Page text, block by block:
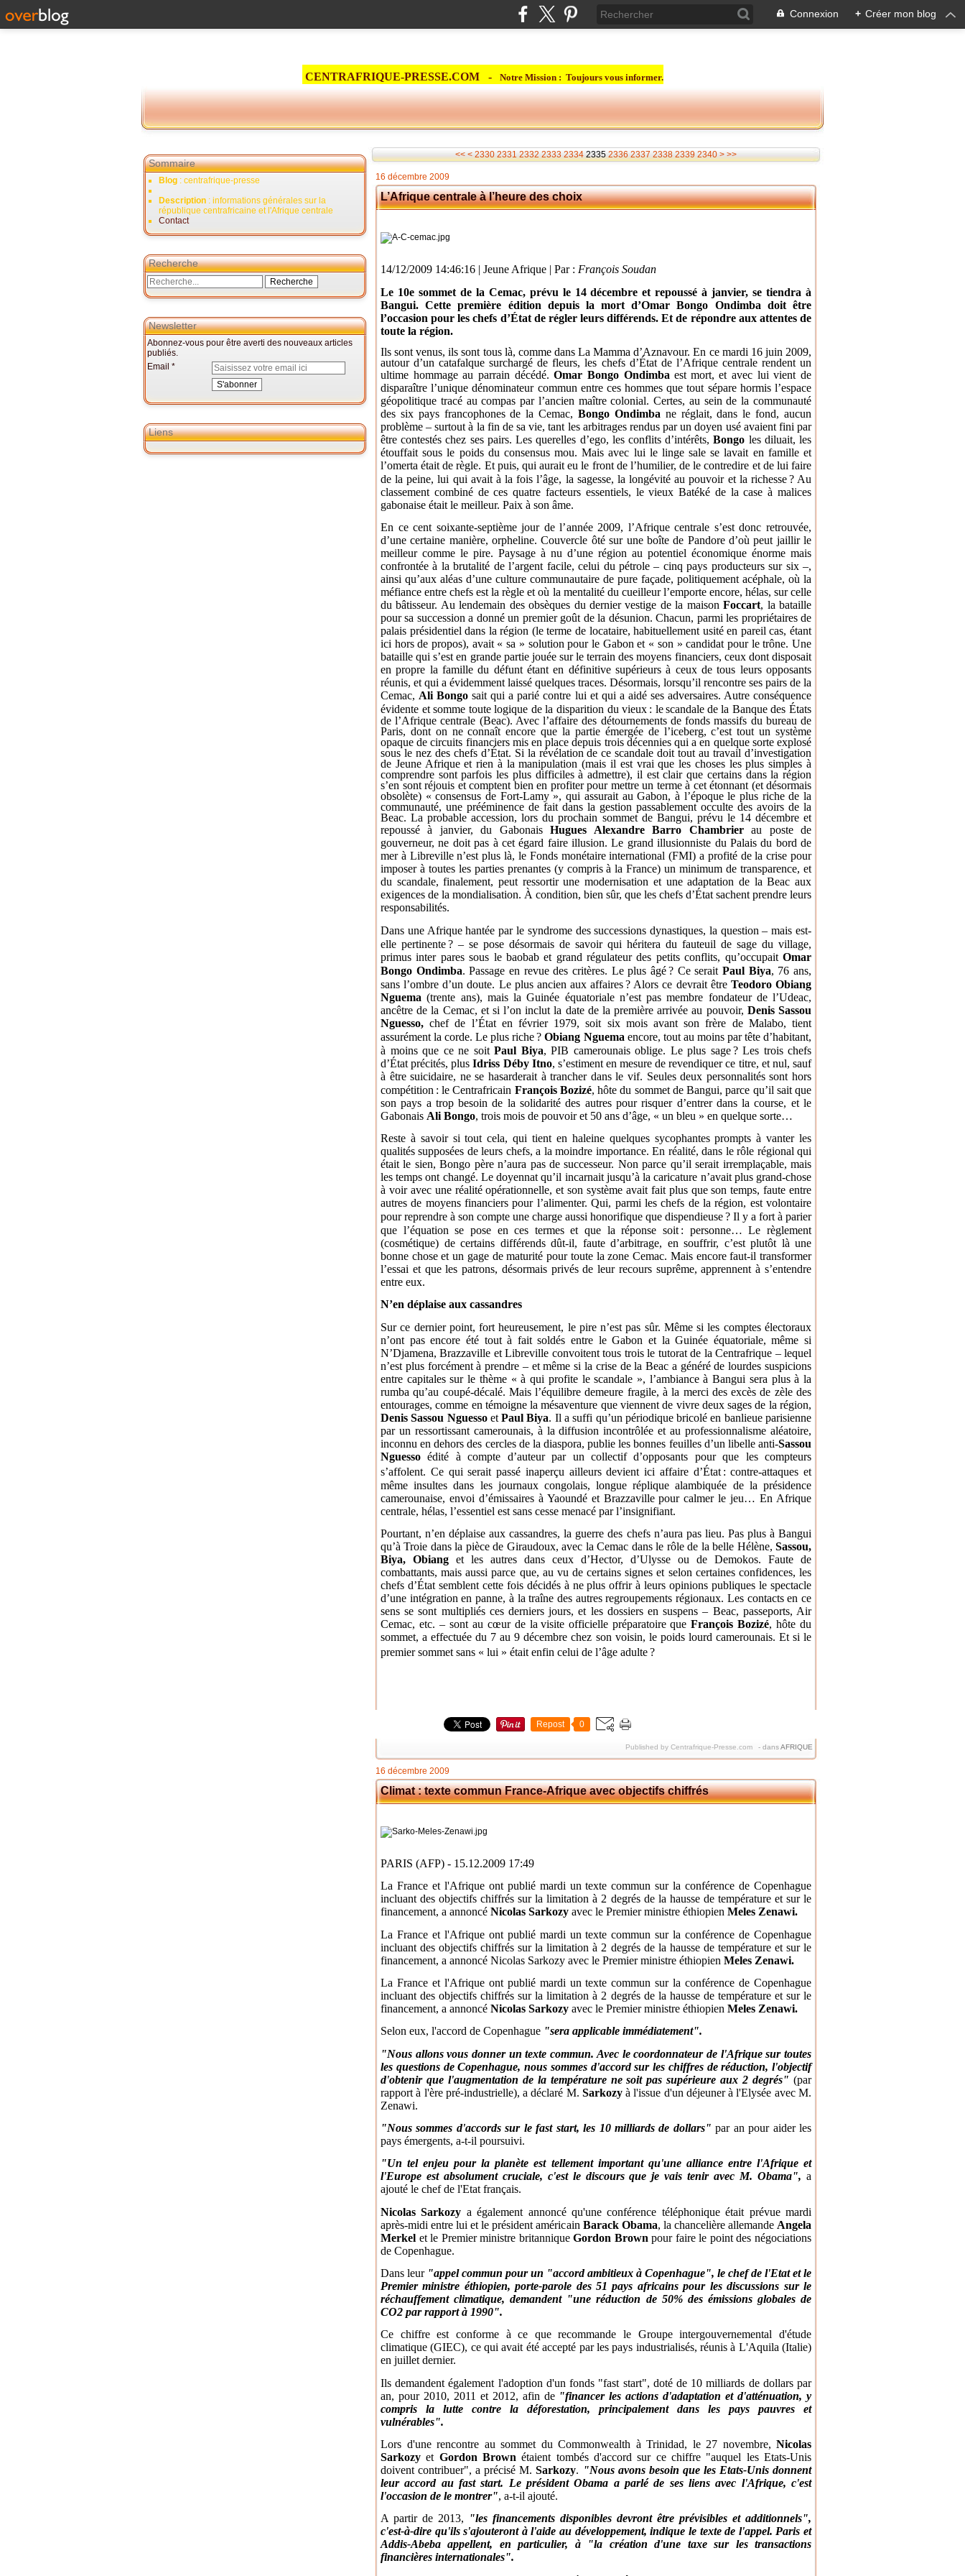
Connexion + Créer mon blog
CENTRAFRIQUE-PRESSE.COM - Notre Mission : Toujours vous informer.
Sommaire
Blog : centrafrique-presse
Description : informations générales sur la
république centrafricaine et l'Afrique centrale
Contact
Recherche
Newsletter
Abonnez-vous pour être averti des nouveaux articles
publiés.
Email
Liens
<< <2300
2310
2320
2330 2331 2332 2333 2334 2335 2336 2337 2338 2339 23402350
2360
2370
2380
2390
2400
2500
> >>
16 décembre 2009
L’Afrique centrale à l’heure des choix
14/12/2009 14:46:16 | Jeune Afrique | Par : François Soudan
Le 10e sommet de la Cemac, prévu le 14 décembre et repoussé à janvier, se tiendra à
Bangui. Cette première édition depuis la mort d’Omar Bongo Ondimba doit être
l’occasion pour les chefs d’État de régler leurs différends. Et de répondre aux attentes de
toute la région.
Ils sont venus, ils sont tous là, comme dans La Mamma d’Aznavour. En ce mardi 16 juin 2009,
autour d’un catafalque surchargé de fleurs, les chefs d’État de l’Afrique centrale rendent un
ultime hommage au parrain décédé.Omar Bongo Ondimba est mort,et avec lui vient de
disparaître l’unique dénominateur commun entre ces hommes que tout sépare hormis l’espace
géopolitique tracé au compas par l’ancien maître colonial. Certes, au sein de la communauté
des six pays francophones de la Cemac, Bongo Ondimba ne réglait, dans le fond, aucun
problème – surtout à la fin de sa vie, tant les arbitrages rendus par un doyen usé avaient fini par
être contestés chez ses pairs. Les querelles d’ego, les conflits d’intérêts,Bongo les diluait, les
étouffait sous le poids du consensus mou. Mais avec lui le linge sale se lavait en famille et
l’omerta était de règle. Et puis, qui aurait eu le front de l’humilier, de le contredire et de lui faire
de la peine, lui qui avait à la fois l’âge, la sagesse, la longévité au pouvoir et la richesse? Au
classement combiné de ces quatre facteurs essentiels, le vieux Batéké de la case à malices
gabonaise était le meilleur. Paix à son âme.
En ce cent soixante-septième jour de l’année 2009, l’Afrique centrale s’est donc retrouvée,
d’une certaine manière, orpheline. Couvercle ôté sur une boîte de Pandore d’où peut jaillir le
meilleur comme le pire. Paysage à nu d’une région au potentiel économique énorme mais
confrontée à la brutalité de l’argent facile, celui du pétrole – cinq pays producteurs sur six –,
ainsi qu’aux aléas d’une culture communautaire de pure façade, politiquement acéphale, où la
méfiance entre chefs est la règle et où la mentalité du cueilleur l’emporte encore, hélas, sur celle
du bâtisseur. Au lendemain des obsèques du dernier vestige de la maisonFoccart, la bataille
pour sa succession a donné un premier goût de la désunion. Chacun, parmi les propriétaires de
palais présidentiel dans la région (le terme de locataire, habituellement usité en pareil cas, étant
ici hors de propos), avait « sa » solution pour le Gabon et « son » candidat pour le trône. Une
bataille qui s’est en grande partie jouée sur le terrain des moyens financiers, ceux dont disposait
en propre la famille du défunt étant en définitive supérieurs à ceux de tous leurs opposants
réunis, et qui a évidemment laissé quelques traces. Désormais, lorsqu’il rencontre ses pairs de la
Cemac, Ali Bongo sait qui a parié contre lui et qui a aidé ses adversaires. Autre conséquence
évidente et somme toute logique de la disparition du vieux : le scandale de la Banque des États
de l’Afrique centrale (Beac). Avec l’affaire des détournements de fonds massifs du bureau de
Paris, dont on ne connaît encore que la partie émergée de l’iceberg, c’est tout un système
opaque de circuits financiers mis en place depuis trois décennies qui a en quelque sorte explosé
sous le nez des chefs d’État. Si la révélation de ce scandale doit tout au travail d’investigation
de Jeune Afrique et rien à la manipulation (mais il est vrai que les choses les plus simples à
comprendre sont parfois les plus difficiles à admettre), il est clair que certains dans la région
s’en sont réjouis et comptent bien en profiter pour mettre un terme à cet étonnant (et désormais
obsolète) « consensus de Fort-Lamy », qui assurait au Gabon, à l’époque le plus riche de la
communauté, une prééminence de fait dans la gestion passablement occulte des avoirs de la
Beac. La probable accession, lors du prochain sommet de Bangui, prévu le 14 décembre et
repoussé à janvier,du GabonaisHugues Alexandre Barro Chambrierau poste de
gouverneur, ne doit pas à cet égard faire illusion. Le grand illusionniste du Palais du bord de
mer à Libreville n’est plus là, le Fonds monétaire international (FMI) a profité de la crise pour
imposer à toutes les parties prenantes (y compris à la France) un minimum de transparence, et
du scandale, finalement, peut ressortir une modernisation et une adaptation de la Beac aux
exigences de la mondialisation. À condition, bien sûr, que les chefs d’État sachent prendre leurs
responsabilités.
Dans une Afrique hantée par le syndrome des successions dynastiques, la question – mais est-
elle pertinente? – se pose désormais de savoir qui héritera du fauteuil de sage du village,
primus inter pares sous le baobab et grand régulateur des petits conflits, qu’occupait Omar
Bongo Ondimba. Passage en revue des critères. Le plus âgé? Ce seraitPaul Biya, 76 ans,
sans l’ombre d’un doute. Le plus ancien aux affaires? Alors ce devrait être Teodoro Obiang
Nguema (trente ans), mais la Guinée équatoriale n’est pas membre fondateur de l’Udeac,
ancêtre de la Cemac, et si l’on inclut la date de la première arrivée au pouvoir, Denis Sassou
Nguesso, chef de l’État en février 1979, soit six mois avant son frère de Malabo, tient
assurément la corde. Le plus riche?Obiang Nguema encore, tout au moins par tête d’habitant,
à moins que ce ne soit Paul Biya, PIB camerounais oblige. Le plus sage ? Les trois chefs
d’État précités, plusIdriss Déby Itno, s’estiment en mesure de revendiquer ce titre, et nul, sauf
à être suicidaire, ne se hasarderait à trancher dans le vif. Seules deux personnalités sont hors
compétition : le Centrafricain François Bozizé, hôte du sommet de Bangui, parce qu’il sait que
son pays a trop besoin de la solidarité des autres pour risquer d’entrer dans la course, et le
Gabonais Ali Bongo, trois mois de pouvoir et 50 ans d’âge, « un bleu » en quelque sorte…
Reste à savoir si tout cela, qui tient en haleine quelques sycophantes prompts à vanter les
qualités supposées de leurs chefs, a la moindre importance. En réalité, dans le rôle régional qui
était le sien, Bongo père n’aura pas de successeur. Non parce qu’il serait irremplaçable, mais
les temps ont changé. Le doyennat qu’il incarnait jusqu’à la caricature n’avait plus grand-chose
à voir avec une réalité opérationnelle, et son système avait fait plus que son temps, faute entre
autres de moyens financiers pour l’alimenter. Qui, parmi les chefs de la région, est volontaire
pour reprendre à son compte une charge aussi honorifique que dispendieuse? Il y a fort à parier
que l’équation se pose en ces termes et que la réponse soit : personne… Le règlement
(cosmétique) de certains différends dût-il, faute d’arbitrage, en souffrir, c’est plutôt là une
bonne chose et un gage de maturité pour toute la zone Cemac. Mais encore faut-il transformer
l’essai et que les patrons, désormais privés de leur recours suprême, apprennent à s’entendre
entre eux.
N’en déplaise aux cassandres
Sur ce dernier point, fort heureusement, le pire n’est pas sûr. Même si les comptes électoraux
n’ont pas encore été tout à fait soldés entre le Gabon et la Guinée équatoriale, même si
N’Djamena, Brazzaville et Libreville convoitent tous trois le tutorat de la Centrafrique – lequel
n’est plus forcément à prendre – et même si la crise de la Beac a généré de lourdes suspicions
entre capitales sur le thème « à qui profite le scandale », l’ambiance à Bangui sera plus à la
rumba qu’au coupé-décalé. Mais l’équilibre demeure fragile, à la merci des excès de zèle des
entourages, comme en témoigne la mésaventure que viennent de vivre deux sages de la région,
Denis Sassou NguessoetPaul Biya. Il a suffi qu’un périodique bricolé en banlieue parisienne
par un ressortissant camerounais, à la diffusion incontrôlée et au professionnalisme aléatoire,
inconnu en dehors des cercles de la diaspora, publie les bonnes feuilles d’un libelle anti-Sassou
Nguesso édité à compte d’auteur par un collectif d’opposants pour que les compteurs
s’affolent. Ce qui serait passé inaperçu ailleurs devient ici affaire d’État : contre-attaques et
même insultes dans les journaux congolais, longue réplique alambiquée de la présidence
camerounaise, envoi d’émissaires à Yaoundé et Brazzaville pour calmer le jeu… En Afrique
centrale, hélas, l’essentiel est sans cesse menacé par l’insignifiant.
Pourtant, n’en déplaise aux cassandres, la guerre des chefs n’aura pas lieu. Pas plus à Bangui
qu’à Troie dans la pièce de Giraudoux, avec la Cemac dans le rôle de la belle Hélène, Sassou,
Biya, Obiang et les autres dans ceux d’Hector, d’Ulysse ou de Demokos. Faute de
combattants, mais aussi parce que, au vu de certains signes et selon certaines confidences, les
chefs d’État semblent cette fois décidés à ne plus offrir à leurs opinions publiques le spectacle
d’une intégration en panne, à la traîne des autres regroupements régionaux. Les contacts en ce
sens se sont multipliés ces derniers jours, et les dossiers en suspens – Beac, passeports, Air
Cemac, etc. – sont au cœur de la visite officielle préparatoire queFrançois Bozizé, hôte du
sommet, a effectuée du 7 au 9 décembre chez son voisin, le poids lourd camerounais. Et si le
premier sommet sans « lui » était enfin celui de l’âge adulte?
Repost 0
Published by Centrafrique-Presse.com - dansAFRIQUE
16 décembre 2009
Climat : texte commun France-Afrique avec objectifs chiffrés
PARIS (AFP) - 15.12.2009 17:49
La France et l'Afrique ont publié mardi un texte commun sur la conférence de Copenhague
incluant des objectifs chiffrés sur la limitation à 2 degrés de la hausse de température et sur le
financement, a annoncé Nicolas Sarkozy avec le Premier ministre éthiopien Meles Zenawi.
La France et l'Afrique ont publié mardi un texte commun sur la conférence de Copenhague
incluant des objectifs chiffrés sur la limitation à 2 degrés de la hausse de température et sur le
financement, a annoncé Nicolas Sarkozy avec le Premier ministre éthiopien Meles Zenawi.
La France et l'Afrique ont publié mardi un texte commun sur la conférence de Copenhague
incluant des objectifs chiffrés sur la limitation à 2 degrés de la hausse de température et sur le
financement, a annoncé Nicolas Sarkozy avec le Premier ministre éthiopien Meles Zenawi.
Selon eux, l'accord de Copenhague "sera applicable immédiatement".
"Nous allons vous donner un texte commun. Avec le coordonnateur de l'Afrique sur toutes
les questions de Copenhague, nous sommes d'accord sur les chiffres de réduction, l'objectif
d'obtenir que l'augmentation de la température ne soit pas supérieure aux 2 degrés" (par
rapport à l'ère pré-industrielle), a déclaré M. Sarkozyà l'issue d'un déjeuner à l'Elysée avec M.
Zenawi.
"Nous sommes d'accords sur le fast start, les 10 milliards de dollars" par an pour aider les
pays émergents, a-t-il poursuivi.
"Un tel enjeu pour la planète est tellement important qu'une alliance entre l'Afrique et
l'Europe est absolument cruciale, c'est le discours que je vais tenir avec M. Obama", a
ajouté le chef de l'Etat français.
Nicolas Sarkozy a également annoncé qu'une conférence téléphonique était prévue mardi
après-midi entre lui et le président américain Barack Obama, la chancelière allemande Angela
Merkel et le Premier ministre britanniqueGordon Brown pour faire le point des négociations
de Copenhague.
Dans leur "appel commun pour un "accord ambitieux à Copenhague", le chef de l'Etat et le
Premier ministre éthiopien, porte-parole des 51 pays africains pour les discussions sur le
réchauffement climatique, demandent "une réduction de 50% des émissions globales de
CO2 par rapport à 1990".
Ce chiffre est conforme à ce que recommande le Groupe intergouvernemental d'étude
climatique (GIEC), ce qui avait été accepté par les pays industrialisés, réunis à L'Aquila (Italie)
en juillet dernier.
Ils demandent également l'adoption d'un fonds "fast start", doté de 10 milliards de dollars par
an, pour 2010, 2011 et 2012, afin de "financer les actions d'adaptation et d'atténuation, y
compris la lutte contre la déforestation, principalement dans les pays pauvres et
vulnérables".
Lors d'une rencontre au sommet du Commonwealth à Trinidad, le 27 novembre, Nicolas
Sarkozy et Gordon Brown étaient tombés d'accord sur ce chiffre "auquel les Etats-Unis
doivent contribuer", a précisé M.Sarkozy. "Nous avons besoin que les Etats-Unis donnent
leur accord au fast start. Le président Obama a parlé de ses liens avec l'Afrique, c'est
l'occasion de le montrer", a-t-il ajouté.
A partir de 2013, "les financements disponibles devront être prévisibles et additionnels",
c'est-à-dire qu'ils s'ajouteront à l'aide au développement, indique le texte de l'appel. Paris et
Addis-Abeba appellent, en particulier, à "la création d'une taxe sur les transactions
financières internationales".